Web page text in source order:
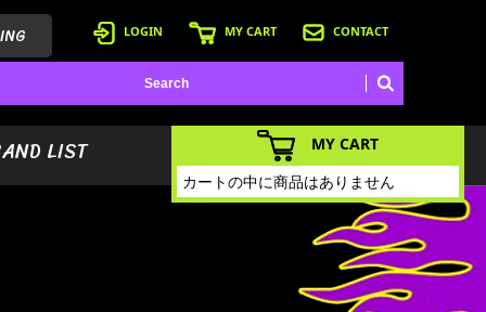
LOGIN MY CART CONTACT
LIST
MY CART
カートの中に商品はありません